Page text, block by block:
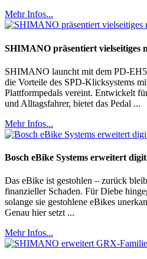
Mehr Infos...
SHIMANO präsentiert vielseitiges
SHIMANO launcht mit dem PD-
die Vorteile des SPD-Klicksystems
Plattformpedals vereint. Entwickelt
und Alltagsfahrer, bietet das Pedal ...
Mehr Infos...
Bosch eBike Systems erweitert
Das eBike ist gestohlen – zurück
finanzieller Schaden. Für Diebe
solange sie gestohlene eBikes
Genau hier setzt ...
Mehr Infos...